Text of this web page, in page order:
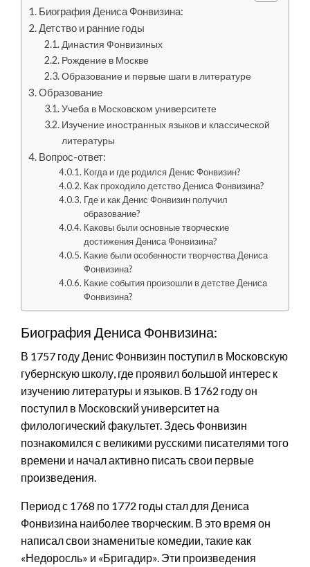
Биография Дениса Фонвизина:
Детство и ранние годы
Династия Фонвизиных
Рождение в Москве
Образование и первые шаги в литературе
Образование
Учеба в Московском университете
Изучение иностранных языков и классической
литературы
Вопрос-ответ:
Когда и где родился Денис Фонвизин?
Как проходило детство Дениса Фонвизина?
Где и как Денис Фонвизин получил
образование?
Каковы были основные творческие
достижения Дениса Фонвизина?
Какие были особенности творчества Дениса
Фонвизина?
Какие события произошли в детстве Дениса
Фонвизина?
Биография Дениса Фонвизина:
В 1757 году Денис Фонвизин поступил в Московскую
губернскую школу, где проявил большой интерес к
изучению литературы и языков. В 1762 году он
поступил в Московский университет на
филологический факультет. Здесь Фонвизин
познакомился с великими русскими писателями того
времени и начал активно писать свои первые
произведения.
Период с 1768 по 1772 годы стал для Дениса
Фонвизина наиболее творческим. В это время он
написал свои знаменитые комедии, такие как
«Недоросль» и «Бригадир». Эти произведения